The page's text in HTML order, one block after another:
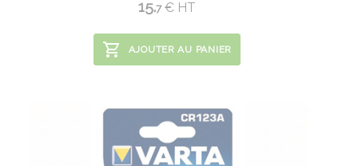
15.7 € HT
AJOUTER AU PANIER